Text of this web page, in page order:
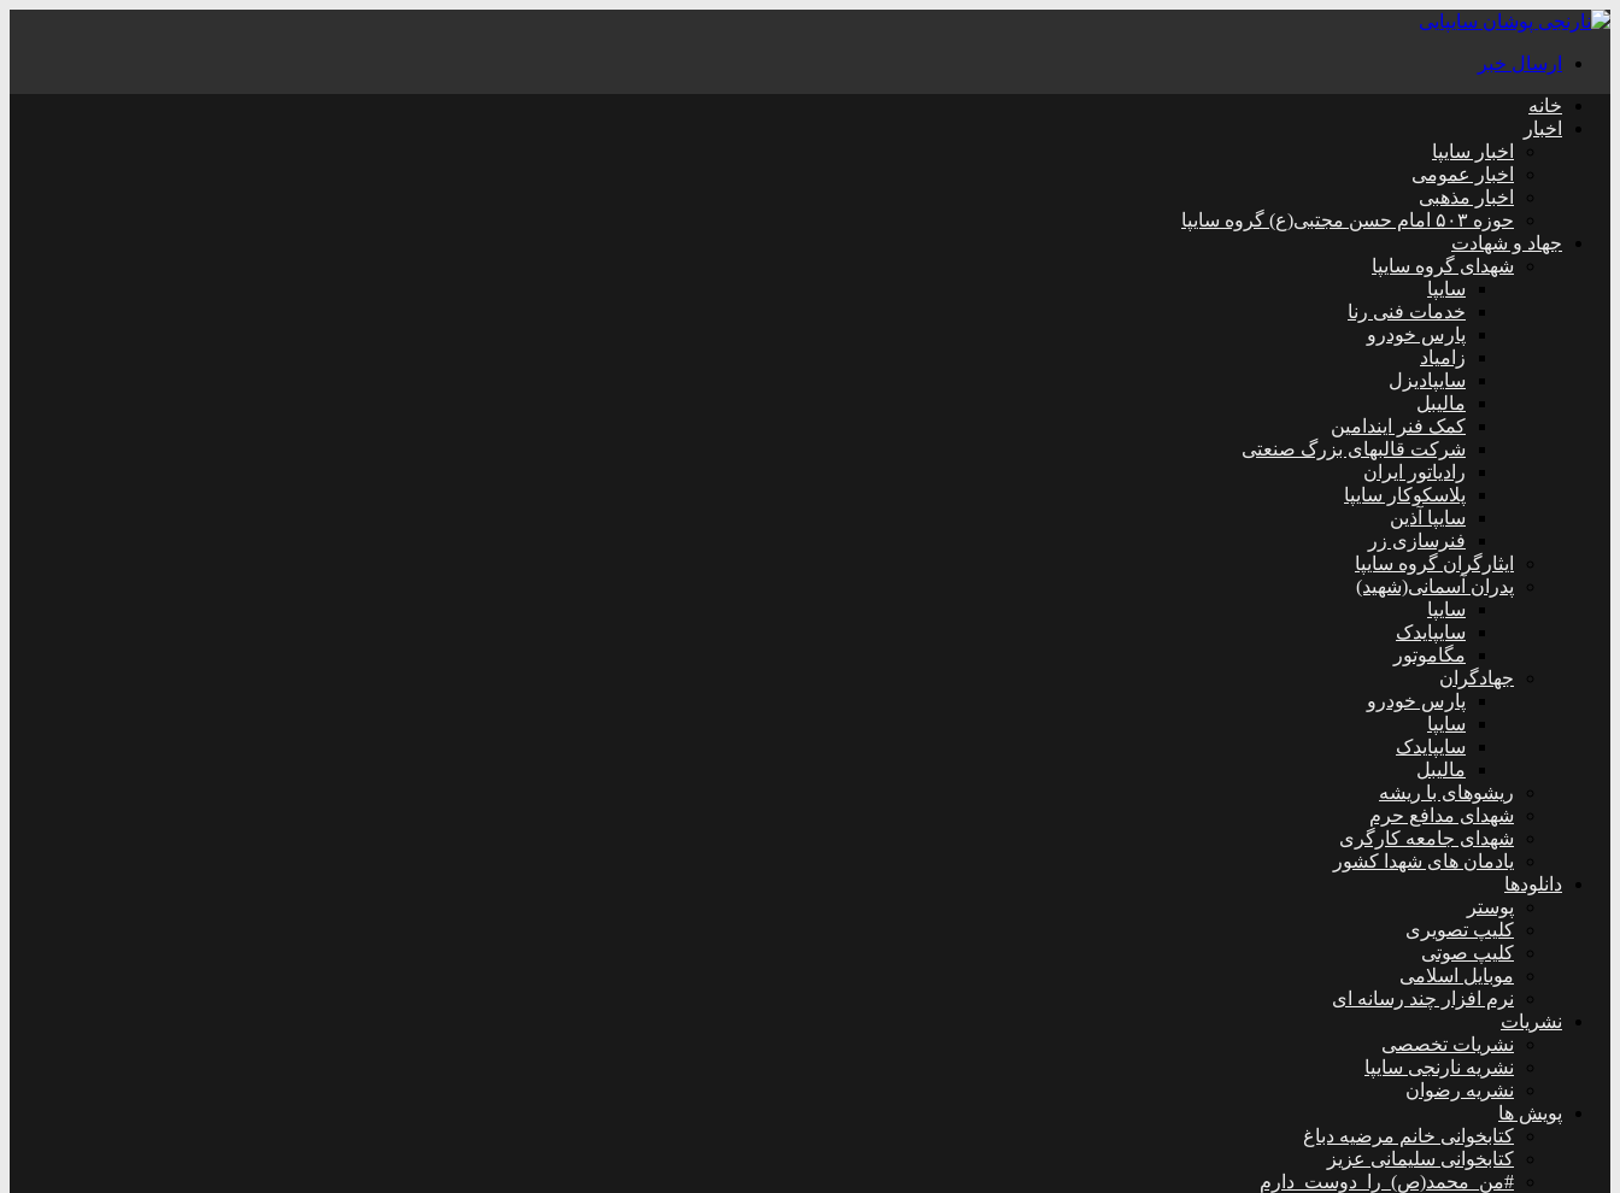
ارسال خبر
خانه
اخبار
اخبار سایپا
اخبار عمومی
اخبار مذهبی
حوزه ۵۰۳ امام حسن مجتبی(ع) گروه سایپا
جهاد و شهادت
شهدای گروه سایپا
سایپا
خدمات فنی رنا
پارس خودرو
زامیاد
سایپادیزل
مالیبل
کمک فنر ایندامین
شرکت قالبهای بزرگ صنعتی
رادیاتور ایران
پلاسکوکار سایپا
سایپا آذین
فنرسازی زر
ایثارگران گروه سایپا
پدران آسمانی(شهید)
سایپا
سایپایدک
مگاموتور
جهادگران
پارس خودرو
سایپا
سایپایدک
مالیبل
ریشوهای با ریشه
شهدای مدافع حرم
شهدای جامعه کارگری
یادمان های شهدا کشور
دانلودها
پوستر
کلیپ تصویری
کلیپ صوتی
موبایل اسلامی
نرم افزار چند رسانه ای
نشریات
نشریات تخصصی
نشریه نارنجی سایپا
نشریه رضوان
پویش ها
کتابخوانی خانم مرضیه دباغ
کتابخوانی سلیمانی عزیز
#من_محمد(ص)_را_دوست_دارم